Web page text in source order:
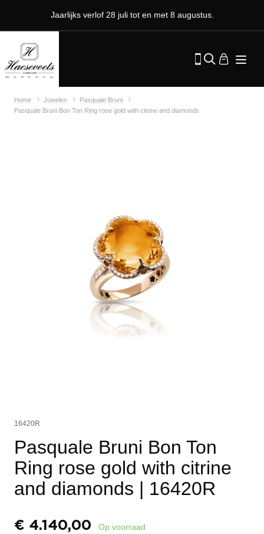
Jaarlijks verlof 28 juli tot en met 8 augustus.
Home Juwelen
Pasquale Bruni
Pasquale Bruni Bon Ton Ring rose gold with citrine and diamonds
16420R
Pasquale Bruni Bon Ton
Ring rose gold with citrine
and diamonds | 16420R
€ 4.140,00 Op voorraad